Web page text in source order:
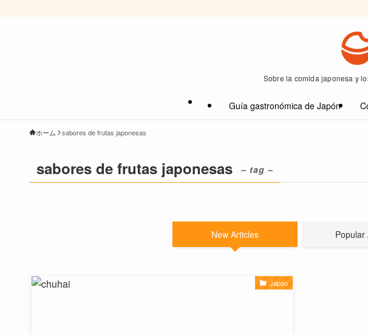
Sobre la comida japonesa y
Guía gastronómica de Japón
ホーム sabores de frutas japonesas
sabores de frutas japonesas – tag –
New Articles Popular
Japón